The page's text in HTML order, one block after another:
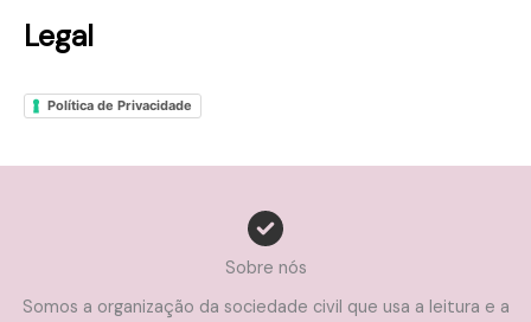
Legal
Política de Privacidade
Sobre nós
Somos a organização da sociedade civil que usa a leitura e a